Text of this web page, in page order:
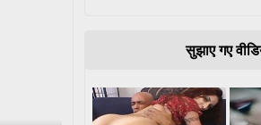
सुझाए गए